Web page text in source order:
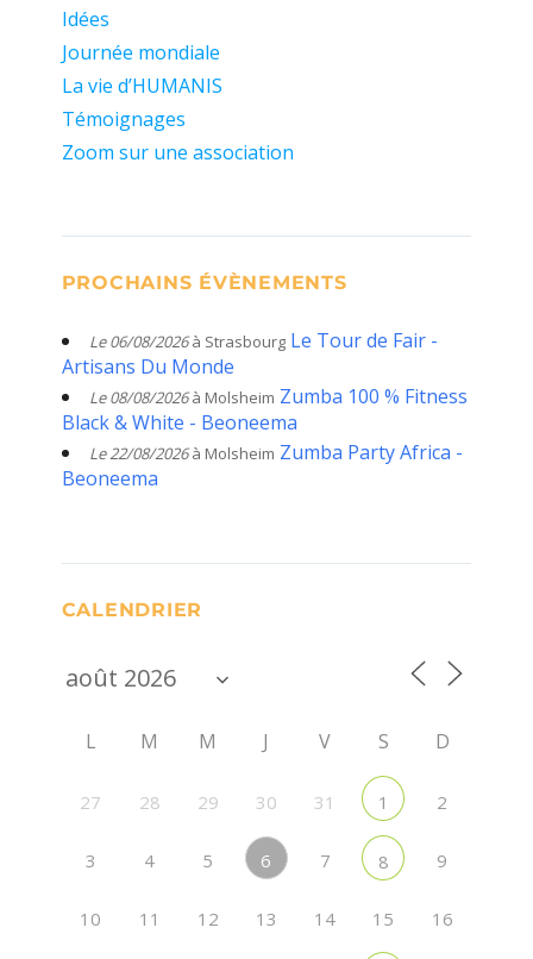
Idées
Journée mondiale
La vie d’HUMANIS
Témoignages
Zoom sur une association
PROCHAINS ÉVÈNEMENTS
Le 06/08/2026à Strasbourg Le Tour de Fair -
Artisans Du Monde
Le 08/08/2026à Molsheim Zumba 100 % Fitness
Black & White - Beoneema
Le 22/08/2026à Molsheim Zumba Party Africa -
Beoneema
CALENDRIER
L M M J V S D
27 28 29 30 31 1 2
3 4 5 6 7 8 9
10 11 12 13 14 15 16